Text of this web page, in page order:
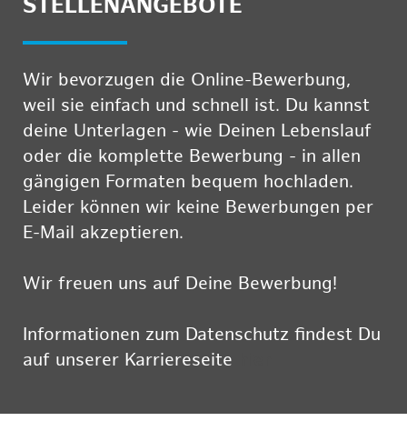
STELLENANGEBOTE
Wir bevorzugen die Online-Bewerbung,
weil sie einfach und schnell ist. Du kannst
deine Unterlagen - wie Deinen Lebenslauf
oder die komplette Bewerbung - in allen
gängigen Formaten bequem hochladen.
Leider können wir keine Bewerbungen per
E-Mail akzeptieren.
Wir freuen uns auf Deine Bewerbung!
Informationen zum Datenschutz findest Du
auf unserer Karriereseite